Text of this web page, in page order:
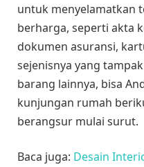
untuk menyelamatkan
berharga, seperti akta
dokumen asuransi,
sejenisnya yang
barang lainnya, bisa
kunjungan rumah
berangsur mulai surut.
Baca juga: Desain